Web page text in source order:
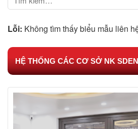
Lỗi: Không tìm thấy biểu mẫu liên
HỆ THỐNG CÁC CƠ SỞ NK